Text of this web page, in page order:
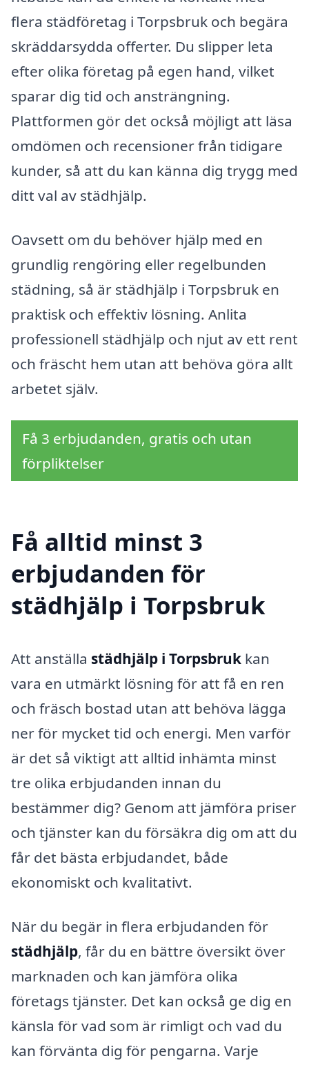
flera städföretag i Torpsbruk och begära
skräddarsydda offerter. Du slipper leta
efter olika företag på egen hand, vilket
sparar dig tid och ansträngning.
Plattformen gör det också möjligt att läsa
omdömen och recensioner från tidigare
kunder, så att du kan känna dig trygg med
ditt val av städhjälp.
Oavsett om du behöver hjälp med en
grundlig rengöring eller regelbunden
städning, så är städhjälp i Torpsbruk en
praktisk och effektiv lösning. Anlita
professionell städhjälp och njut av ett rent
och fräscht hem utan att behöva göra allt
arbetet själv.
Få 3 erbjudanden, gratis och utan
förpliktelser
Få alltid minst 3
erbjudanden för
städhjälp i Torpsbruk
Att anställa städhjälp i Torpsbruk kan
vara en utmärkt lösning för att få en ren
och fräsch bostad utan att behöva lägga
ner för mycket tid och energi. Men varför
är det så viktigt att alltid inhämta minst
tre olika erbjudanden innan du
bestämmer dig? Genom att jämföra priser
och tjänster kan du försäkra dig om att du
får det bästa erbjudandet, både
ekonomiskt och kvalitativt.
När du begär in flera erbjudanden för
städhjälp, får du en bättre översikt över
marknaden och kan jämföra olika
företags tjänster. Det kan också ge dig en
känsla för vad som är rimligt och vad du
kan förvänta dig för pengarna. Varje